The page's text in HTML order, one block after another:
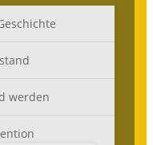
werden